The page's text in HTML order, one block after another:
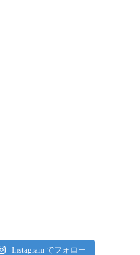
Instagram でフォロー